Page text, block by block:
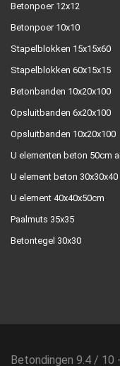
Betonpoer 12x12
Betonpoer 10x10
Stapelblokken 15x15x60
Stapelblokken 60x15x15
Betonbanden 10x20x100
Opsluitbanden 6x20x100
Opsluitbanden 10x20x100
U elementen beton 50cm
U element beton 30x30x40
U element 40x40x50cm
Paalmuts 35x35
Betontegel 30x30
Betondingen 9.4 / 10 -